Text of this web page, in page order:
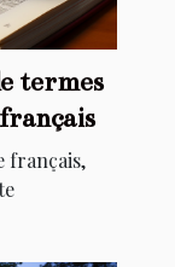
termes
français,